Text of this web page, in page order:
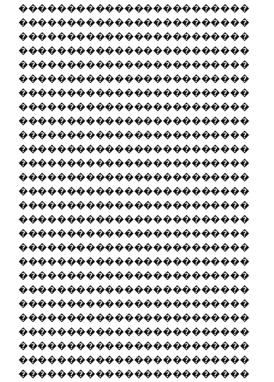
������������������������
������������������������
������������������������
������������������������
������������������������
������������������������
������������������������
������������������������
������������������������
������������������������
������������������������
������������������������
������������������������
������������������������
������������������������
������������������������
������������������������
������������������������
������������������������
������������������������
������������������������
������������������������
������������������������
������������������������
������������������������
������������������������
������������������������